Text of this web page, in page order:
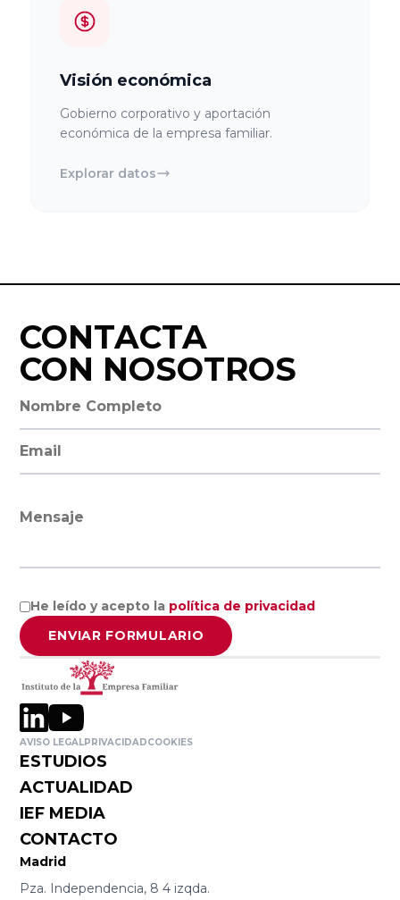
Visión económica
Gobierno corporativo y aportación
económica de la empresa familiar.
Explorar datos
CONTACTA
CON NOSOTROS
Nombre completo
Dirección de email
Mensaje
He leído y acepto la política de privacidad
ENVIAR FORMULARIO
AVISO LEGALPRIVACIDADCOOKIES
ESTUDIOS
ACTUALIDAD
IEF MEDIA
CONTACTO
Madrid
Pza. Independencia, 8 4 izqda.